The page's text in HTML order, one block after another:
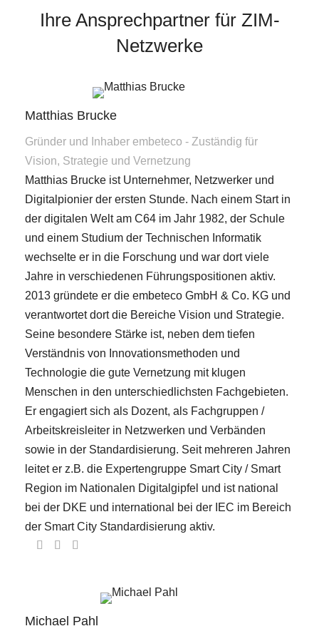
Ihre Ansprechpartner für ZIM-
Netzwerke
Matthias Brucke
Gründer und Inhaber embeteco - Zuständig für
Vision, Strategie und Vernetzung
Matthias Brucke ist Unternehmer, Netzwerker und
Digitalpionier der ersten Stunde. Nach einem Start in
der digitalen Welt am C64 im Jahr 1982, der Schule
und einem Studium der Technischen Informatik
wechselte er in die Forschung und war dort viele
Jahre in verschiedenen Führungspositionen aktiv.
2013 gründete er die embeteco GmbH & Co. KG und
verantwortet dort die Bereiche Vision und Strategie.
Seine besondere Stärke ist, neben dem tiefen
Verständnis von Innovationsmethoden und
Technologie die gute Vernetzung mit klugen
Menschen in den unterschiedlichsten Fachgebieten.
Er engagiert sich als Dozent, als Fachgruppen /
Arbeitskreisleiter in Netzwerken und Verbänden
sowie in der Standardisierung. Seit mehreren Jahren
leitet er z.B. die Expertengruppe Smart City / Smart
Region im Nationalen Digitalgipfel und ist national
bei der DKE und international bei der IEC im Bereich
der Smart City Standardisierung aktiv.
Michael Pahl